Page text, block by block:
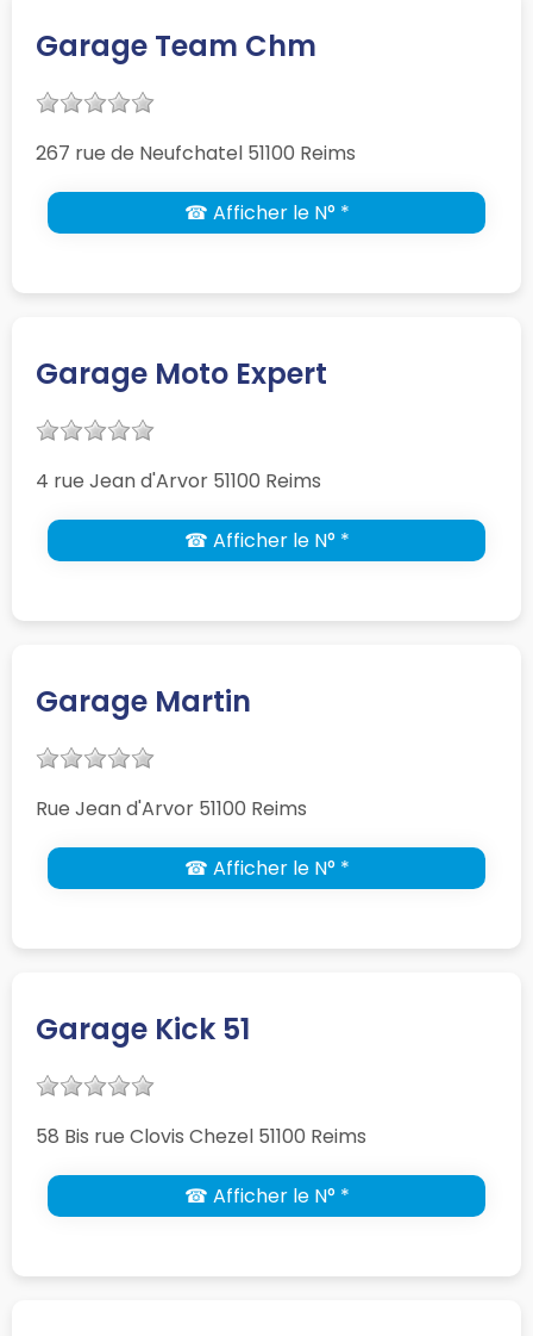
Garage Team Chm
267 rue de Neufchatel 51100 Reims
☎ Afficher le N° *
Garage Moto Expert
4 rue Jean d'Arvor 51100 Reims
☎ Afficher le N° *
Garage Martin
Rue Jean d'Arvor 51100 Reims
☎ Afficher le N° *
Garage Kick 51
58 Bis rue Clovis Chezel 51100 Reims
☎ Afficher le N° *